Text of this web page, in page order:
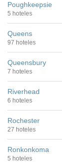
Poughkeepsie
5 hoteles
Queens
97 hoteles
Queensbury
7 hoteles
Riverhead
6 hoteles
Rochester
27 hoteles
Ronkonkoma
5 hoteles